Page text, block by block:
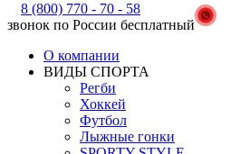
8 (800) 770 - 70 - 58
звонок по России бесплатный
О компании
ВИДЫ СПОРТА
Регби
Хоккей
Футбол
Лыжные гонки